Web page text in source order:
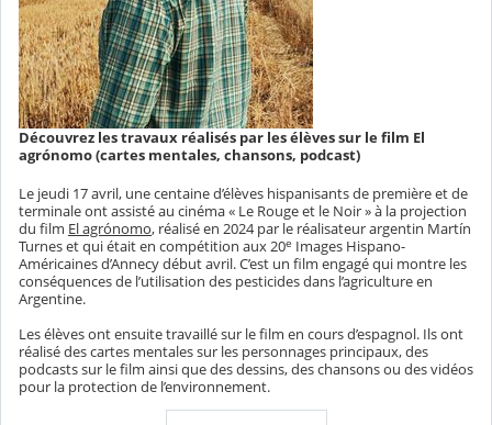
Découvrez les travaux réalisés par les élèves sur le film El
agrónomo (cartes mentales, chansons, podcast)
Le jeudi 17 avril, une centaine d’élèves hispanisants de première et de
terminale ont assisté au cinéma « Le Rouge et le Noir » à la projection
du film El agrónomo, réalisé en 2024 par le réalisateur argentin Martín
Turnes et qui était en compétition aux 20e Images Hispano-
Américaines d’Annecy début avril. C’est un film engagé qui montre les
conséquences de l’utilisation des pesticides dans l’agriculture en
Argentine.
Les élèves ont ensuite travaillé sur le film en cours d’espagnol. Ils ont
réalisé des cartes mentales sur les personnages principaux, des
podcasts sur le film ainsi que des dessins, des chansons ou des vidéos
pour la protection de l’environnement.